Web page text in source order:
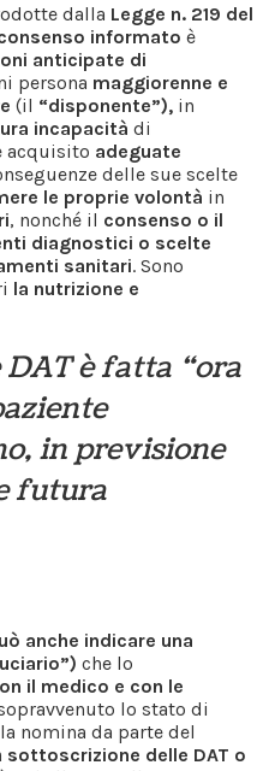
dalla Legge n. 219 del
informato è
anticipate di
persona maggiorenne e
(il “disponente”), in
incapacità di
acquisito adeguate
delle sue scelte
le proprie volontà in
, nonché il consenso o il
diagnostici o scelte
sanitari. Sono
la nutrizione e
è fatta “ora
in previsione
futura
anche indicare una
che lo
il medico e con le
lo stato di
nomina da parte del
sottoscrizione delle DAT o